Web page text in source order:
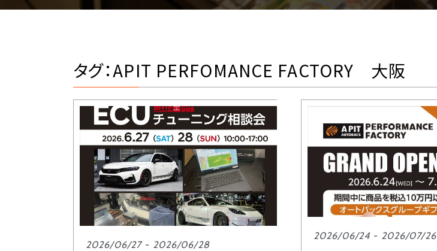
タグ：APIT PERFOMANCE FACTORY 大阪
2026/06/27 - 2026/06/28
2026/06/24 - 2026/07/26